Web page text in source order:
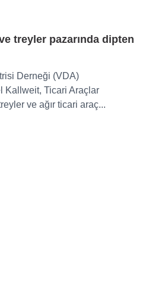
treyler pazarında dipten
Derneği (VDA)
Kallweit, Ticari Araçlar
ve ağır ticari araç...